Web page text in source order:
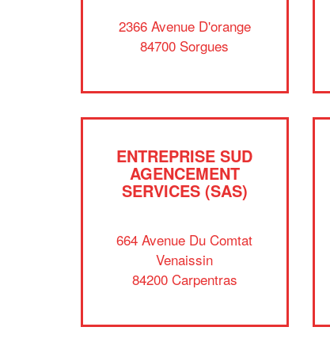
2366 Avenue D'orange
84700 Sorgues
ENTREPRISE SUD
AGENCEMENT
SERVICES (SAS)
664 Avenue Du Comtat
Venaissin
84200 Carpentras